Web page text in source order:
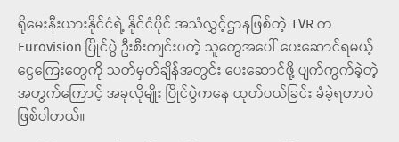
ရိုမေးနီးယားနိုင်ငံရဲ့ နိုင်ငံပိုင် အသံလွှင့်ဌာနဖြစ်တဲ့ TVR က
Eurovision ပြိုင်ပွဲ ဦးစီးကျင်းပတဲ့ သူတွေအပေါ် ပေးဆောင်ရမယ့်
ငွေကြေးတွေကို သတ်မှတ်ချိန်အတွင်း ပေးဆောင်ဖို့ ပျက်ကွက်ခဲ့တဲ့
အတွက်ကြောင့် အခုလိုမျိုး ပြိုင်ပွဲကနေ ထုတ်ပယ်ခြင်း ခံခဲ့ရတာပဲ
ဖြစ်ပါတယ်။